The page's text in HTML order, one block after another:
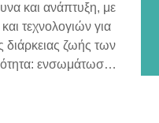
και ανάπτυξη, με
τεχνολογιών για
διάρκειας ζωής των
ενσωμάτωση